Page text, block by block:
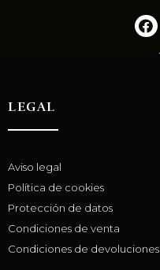
LEGAL
Aviso legal
Política de cookies
Protección de datos
Condiciones de venta
Condiciones de devoluciones